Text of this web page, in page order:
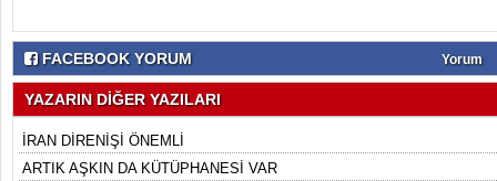
FACEBOOK YORUM Yorum
YAZARIN DİĞER YAZILARI
İRAN DİRENİŞİ ÖNEMLİ
ARTIK AŞKIN DA KÜTÜPHANESİ VAR